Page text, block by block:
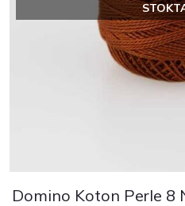
Domino Koton Perle 8